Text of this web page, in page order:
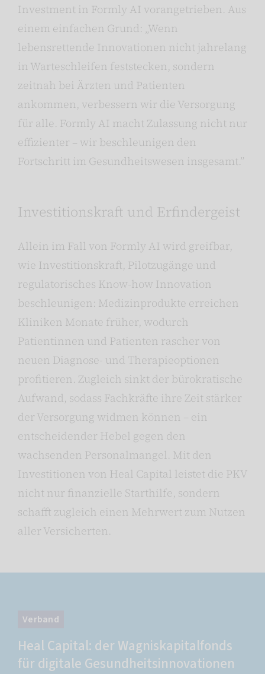
Investment in Formly AI vorangetrieben. Aus
einem einfachen Grund: „Wenn
lebensrettende Innovationen nicht jahrelang
in Warteschleifen feststecken, sondern
zeitnah bei Ärzten und Patienten
ankommen, verbessern wir die Versorgung
für alle. Formly AI macht Zulassung nicht nur
effizienter – wir beschleunigen den
Fortschritt im Gesundheitswesen insgesamt.”
Investitionskraft und Erfindergeist
Allein im Fall von Formly AI wird greifbar,
wie Investitionskraft, Pilotzugänge und
regulatorisches Know-how Innovation
beschleunigen: Medizinprodukte erreichen
Kliniken Monate früher, wodurch
Patientinnen und Patienten rascher von
neuen Diagnose- und Therapieoptionen
profitieren. Zugleich sinkt der bürokratische
Aufwand, sodass Fachkräfte ihre Zeit stärker
der Versorgung widmen können – ein
entscheidender Hebel gegen den
wachsenden Personalmangel. Mit den
Investitionen von Heal Capital leistet die PKV
nicht nur finanzielle Starthilfe, sondern
schafft zugleich einen Mehrwert zum Nutzen
aller Versicherten.
Verband
Heal Capital: der Wagniskapitalfonds
für digitale Gesundheitsinnovationen